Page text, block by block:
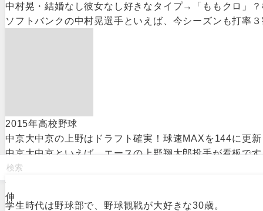
中村晃・結婚なし彼女なし好きなタイプ→「ももクロ」
ソフトバンクの中村晃選手といえば、今シーズンも打率
2015年高校野球
中京大中京の上野はドラフト確実！球速MAXを144に更
中京大中京といえば、エースの上野翔太郎投手が看板で
伸
学生時代は野球部で、野球観戦が大好きな30歳。